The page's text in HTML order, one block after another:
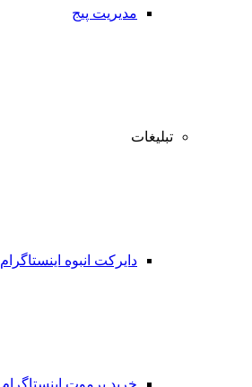
مدیریت پیج
تبلیغات
دایرکت انبوه اینستاگرام
خرید پرموت اینستاگرام